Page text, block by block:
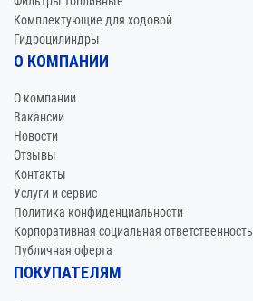
Комплектующие для ходовой
Гидроцилиндры
О КОМПАНИИ
О компании
Вакансии
Новости
Отзывы
Контакты
Услуги и сервис
Политика конфиденциальности
Корпоративная социальная ответственность
Публичная оферта
ПОКУПАТЕЛЯМ